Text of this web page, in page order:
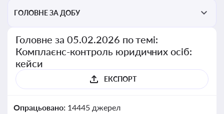
ГОЛОВНЕ ЗА ДОБУ
Головне за 05.02.2026 по темі:
Комплаєнс-контроль юридичних осіб:
кейси
ЕКСПОРТ
Опрацьовано: 14445 джерел